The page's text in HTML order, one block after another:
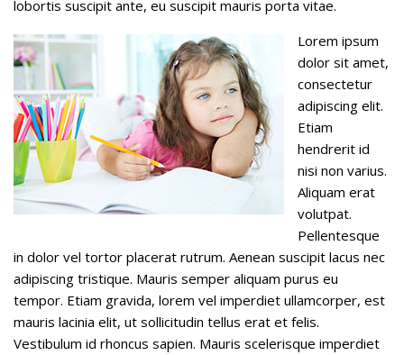
lobortis suscipit ante, eu suscipit mauris porta vitae.
Lorem ipsum
dolor sit amet,
consectetur
adipiscing elit.
Etiam
hendrerit id
nisi non varius.
Aliquam erat
volutpat.
Pellentesque
in dolor vel tortor placerat rutrum. Aenean suscipit lacus nec
adipiscing tristique. Mauris semper aliquam purus eu
tempor. Etiam gravida, lorem vel imperdiet ullamcorper, est
mauris lacinia elit, ut sollicitudin tellus erat et felis.
Vestibulum id rhoncus sapien. Mauris scelerisque imperdiet